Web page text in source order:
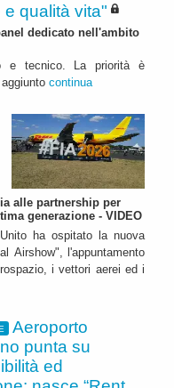
e qualità vita"
dedicato nell'ambito
e tecnico. La priorità è
continua
alle partnership per
generazione - VIDEO
ha ospitato la nuova
Airshow", l'appuntamento
i vettori aerei ed i
Aeroporto
punta su
ed